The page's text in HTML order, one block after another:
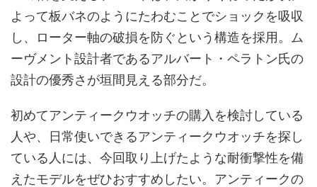
よって板バネのようにたわむことでショックを吸収
し、ローター軸の破損を防ぐという構造を採用。ム
ーヴメント設計者であるアルバート・ペラトン氏の
設計の優秀さが垣間見える部分だ。
初めてアンティークウオッチの購入を検討している
人や、日常使いできるアンティークウオッチを探し
ている人には、今回取り上げたような耐衝撃性を備
えたモデルをぜひおすすめしたい。アンティークの